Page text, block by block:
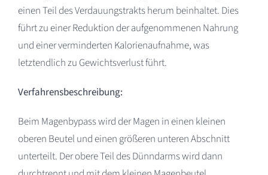
einen Teil des Verdauungstrakts herum beinhaltet. Dies
führt zu einer Reduktion der aufgenommenen Nahrung
und einer verminderten Kalorienaufnahme, was
letztendlich zu Gewichtsverlust führt.
Verfahrensbeschreibung:
Beim Magenbypass wird der Magen in einen kleinen
oberen Beutel und einen größeren unteren Abschnitt
unterteilt. Der obere Teil des Dünndarms wird dann